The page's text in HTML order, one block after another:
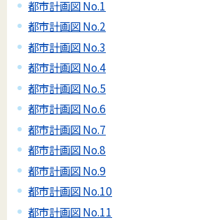
都市計画図 No.1
都市計画図 No.2
都市計画図 No.3
都市計画図 No.4
都市計画図 No.5
都市計画図 No.6
都市計画図 No.7
都市計画図 No.8
都市計画図 No.9
都市計画図 No.10
都市計画図 No.11